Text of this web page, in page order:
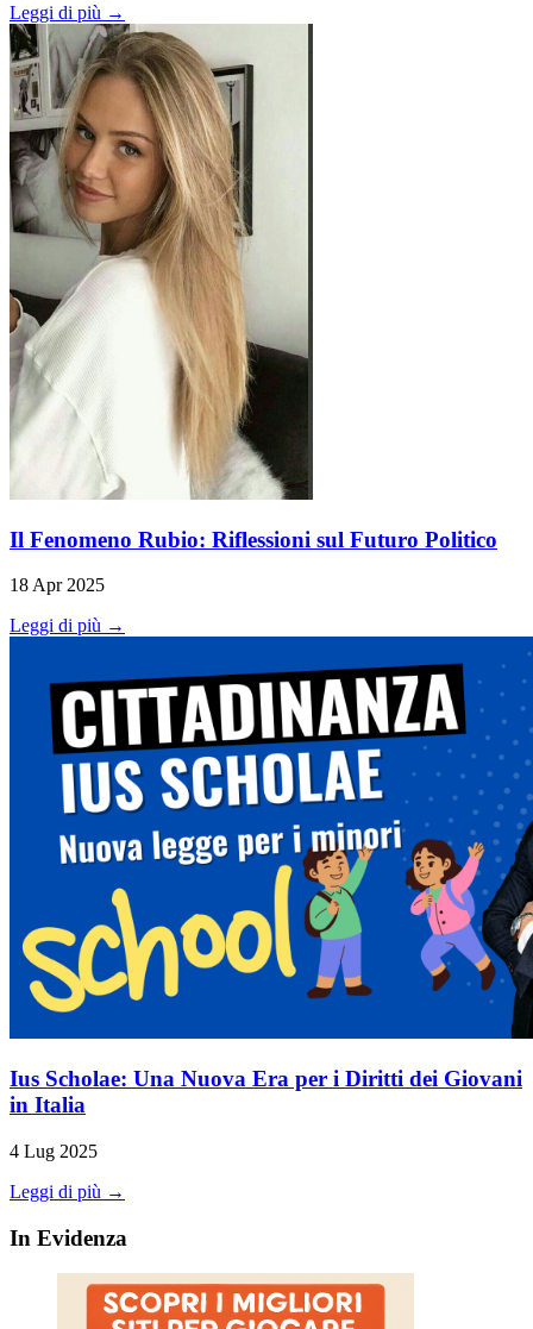
Leggi di più →
Il Fenomeno Rubio: Riflessioni sul Futuro Politico
18 Apr 2025
Leggi di più →
Ius Scholae: Una Nuova Era per i Diritti dei Giovani
in Italia
4 Lug 2025
Leggi di più →
In Evidenza